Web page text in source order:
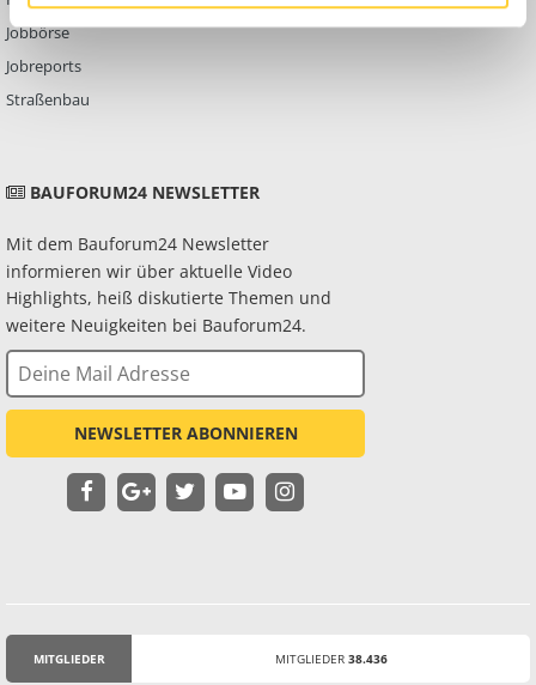
Jobbörse
Jobreports
Straßenbau
BAUFORUM24 NEWSLETTER
Mit dem Bauforum24 Newsletter
informieren wir über aktuelle Video
Highlights, heiß diskutierte Themen und
weitere Neuigkeiten bei Bauforum24.
NEWSLETTER ABONNIEREN
MITGLIEDER MITGLIEDER 38.436